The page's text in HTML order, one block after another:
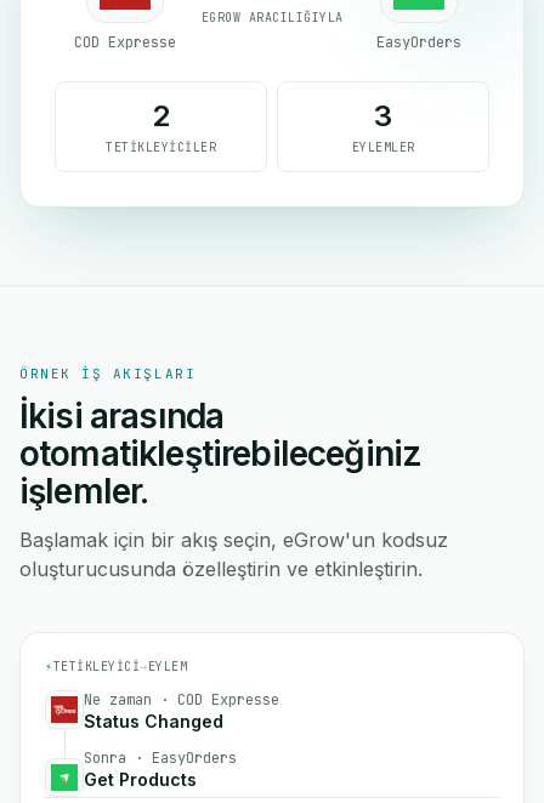
COD Expresse
EGROW ARACILIĞIYLA
EasyOrders
2
TETIKLEYICILER
3
EYLEMLER
ÖRNEK IŞ AKIŞLARI
İkisi arasında
otomatikleştirebileceğiniz
işlemler.
Başlamak için bir akış seçin, eGrow'un kodsuz
oluşturucusunda özelleştirin ve etkinleştirin.
⚡TETIKLEYICI→EYLEM
Ne zaman · COD Expresse
Status Changed
Sonra · EasyOrders
Get Products